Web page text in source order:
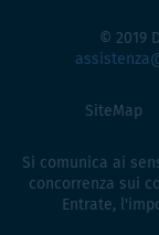
© 2019
SiteMap
Si comunica ai
concorrenza sui
Entrate,